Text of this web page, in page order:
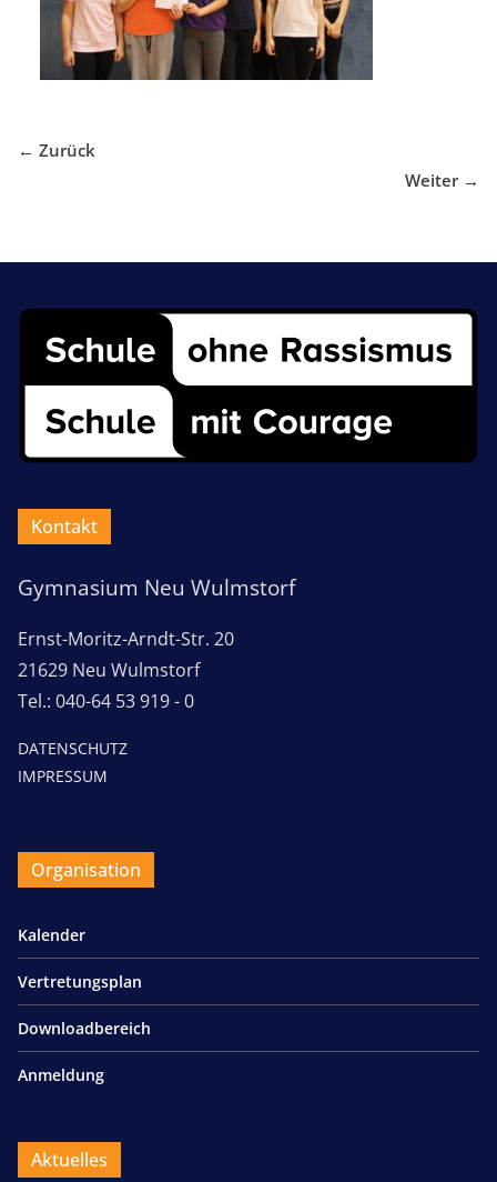
← Zurück
Weiter →
Kontakt
Gymnasium Neu Wulmstorf
Ernst-Moritz-Arndt-Str. 20
21629 Neu Wulmstorf
Tel.: 040-64 53 919 - 0
DATENSCHUTZ
IMPRESSUM
Organisation
Kalender
Vertretungsplan
Downloadbereich
Anmeldung
Aktuelles